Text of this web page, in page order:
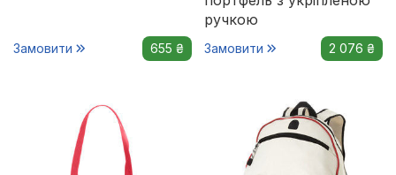
Замовити 655 ₴
ручкою
Замовити 2 076 ₴